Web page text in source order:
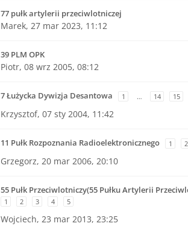
77 pułk artylerii przeciwlotniczej
Marek, 27 mar 2023, 11:12
39 PLM OPK
Piotr, 08 wrz 2005, 08:12
7 Łużycka Dywizja Desantowa 1 … 14 15
Krzysztof, 07 sty 2004, 11:42
11 Pułk Rozpoznania Radioelektronicznego 1 2
Grzegorz, 20 mar 2006, 20:10
55 Pułk Przeciwlotniczy(55 Pułku Artylerii
1 2 3 4 5
Wojciech, 23 mar 2013, 23:25